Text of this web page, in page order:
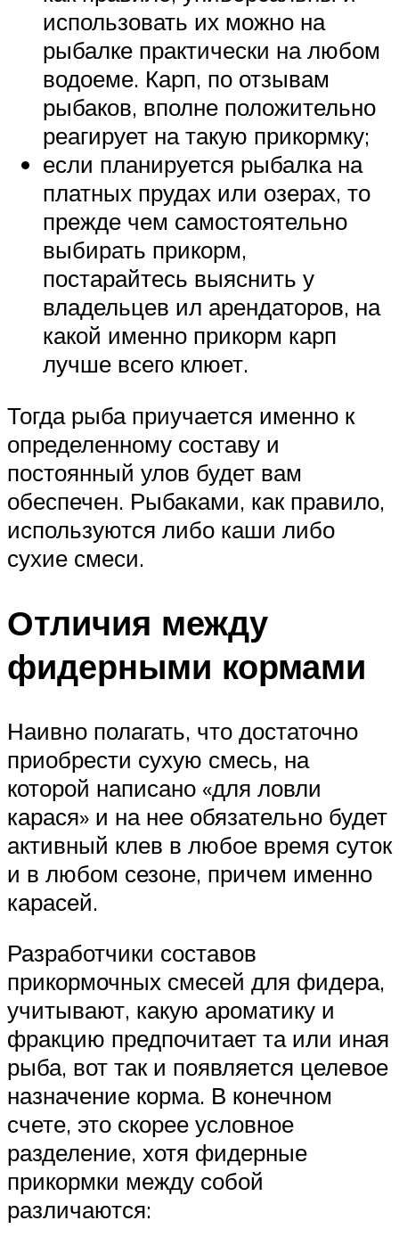
использовать их можно на
рыбалке практически на любом
водоеме. Карп, по отзывам
рыбаков, вполне положительно
реагирует на такую прикормку;
если планируется рыбалка на
платных прудах или озерах, то
прежде чем самостоятельно
выбирать прикорм,
постарайтесь выяснить у
владельцев ил арендаторов, на
какой именно прикорм карп
лучше всего клюет.
Тогда рыба приучается именно к
определенному составу и
постоянный улов будет вам
обеспечен. Рыбаками, как правило,
используются либо каши либо
сухие смеси.
Отличия между
фидерными кормами
Наивно полагать, что достаточно
приобрести сухую смесь, на
которой написано «для ловли
карася» и на нее обязательно будет
активный клев в любое время суток
и в любом сезоне, причем именно
карасей.
Разработчики составов
прикормочных смесей для фидера,
учитывают, какую ароматику и
фракцию предпочитает та или иная
рыба, вот так и появляется целевое
назначение корма. В конечном
счете, это скорее условное
разделение, хотя фидерные
прикормки между собой
различаются: